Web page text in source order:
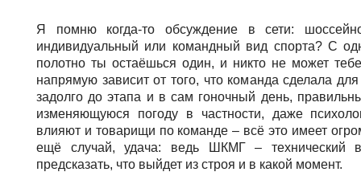
Я помню когда-то обсуждение в сети:
индивидуальный или командный вид спорта? С
полотно ты остаёшься один, и никто не может
напрямую зависит от того, что команда сделала
задолго до этапа и в сам гоночный день,
изменяющуюся погоду в частности, даже
влияют и товарищи по команде – всё это имеет
ещё случай, удача: ведь ШКМГ – технический
предсказать, что выйдет из строя и в какой момент.